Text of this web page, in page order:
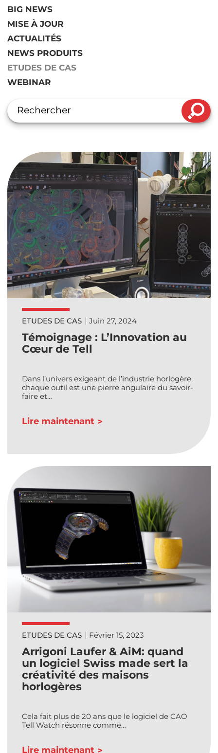
BIG NEWS
MISE À JOUR
ACTUALITÉS
NEWS PRODUITS
ETUDES DE CAS
WEBINAR
ETUDES DE CAS Juin 27, 2024
Témoignage : L’Innovation au
Cœur de Tell
Dans l’univers exigeant de l’industrie horlogère,
chaque outil est une pierre angulaire du savoir-
faire et…
Lire maintenant
ETUDES DE CAS Février 15, 2023
Arrigoni Laufer & AiM: quand
un logiciel Swiss made sert la
créativité des maisons
horlogères
Cela fait plus de 20 ans que le logiciel de CAO
Tell Watch résonne comme…
Lire maintenant